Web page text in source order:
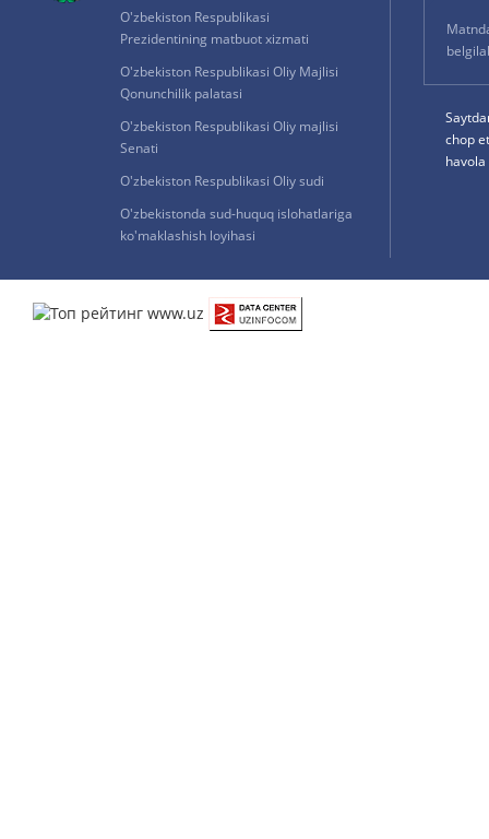
O'zbekiston Respublikasi
Prezidentining matbuot xizmati
O'zbekiston Respublikasi Oliy Majlisi
Qonunchilik palatasi
O'zbekiston Respublikasi Oliy majlisi
Senati
O'zbekiston Respublikasi Oliy sudi
O'zbekistonda sud-huquq islohatlariga
ko'maklashish loyihasi
chop